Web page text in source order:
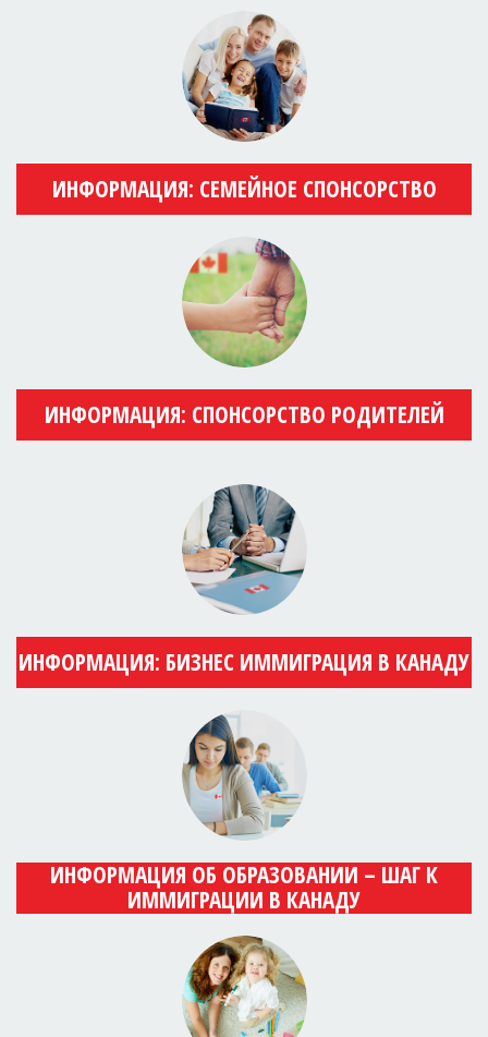
ИНФОРМАЦИЯ: СЕМЕЙНОЕ СПОНСОРСТВО
ИНФОРМАЦИЯ: СПОНСОРСТВО РОДИТЕЛЕЙ
ИНФОРМАЦИЯ: БИЗНЕС ИММИГРАЦИЯ В КАНАДУ
ИНФОРМАЦИЯ ОБ ОБРАЗОВАНИИ – ШАГ К
ИММИГРАЦИИ В КАНАДУ